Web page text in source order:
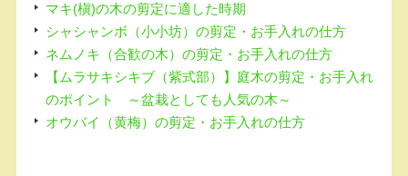
マキ(槇)の木の剪定に適した時期
シャシャンボ（小小坊）の剪定・お手入れの仕方
ネムノキ（合歓の木）の剪定・お手入れの仕方
【ムラサキシキブ（紫式部）】庭木の剪定・お手入れ
のポイント ～盆栽としても人気の木～
オウバイ（黄梅）の剪定・お手入れの仕方